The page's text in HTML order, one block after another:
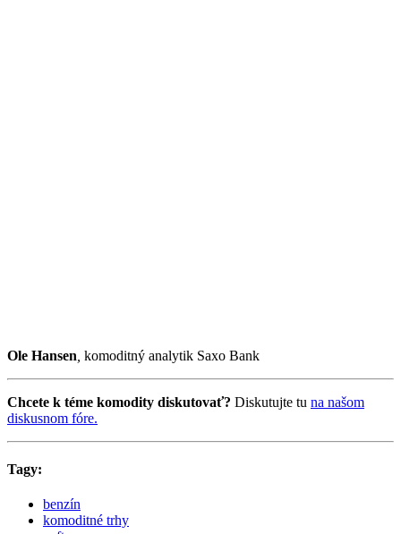
Ole Hansen komoditný analytik Saxo Bank
Chcete k téme komodity diskutovať? Diskutujte tu na našom
diskusnom fóre.
Tagy:
benzín
komoditné trhy